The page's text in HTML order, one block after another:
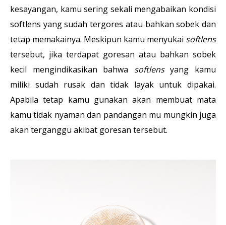
kesayangan, kamu sering sekali mengabaikan kondisi
softlens yang sudah tergores atau bahkan sobek dan
tetap memakainya. Meskipun kamu menyukai softlens
tersebut, jika terdapat goresan atau bahkan sobek
kecil mengindikasikan bahwa softlensyang kamu
miliki sudah rusak dan tidak layak untuk dipakai.
Apabila tetap kamu gunakan akan membuat mata
kamu tidak nyaman dan pandangan mu mungkin juga
akan terganggu akibat goresan tersebut.